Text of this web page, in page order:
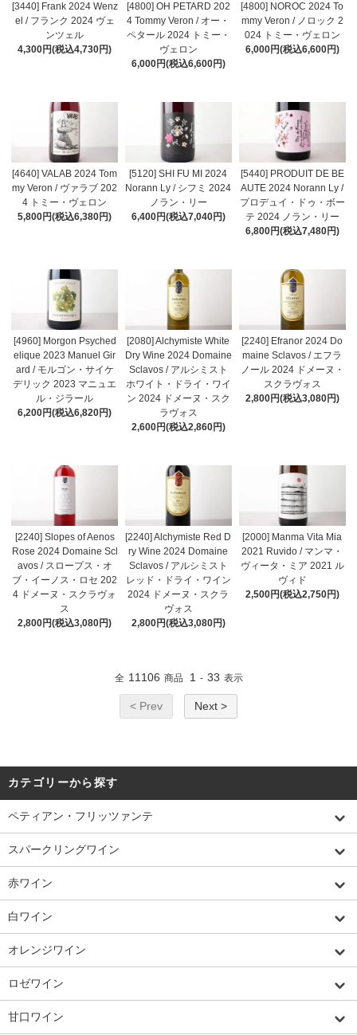
[3440] Frank 2024 Wenz
el / フランク 2024 ヴェ
ンツェル
4,300円(税込4,730円)
[4800] OH PETARD 202
4 Tommy Veron / オー・
ペタール 2024 トミー・
ヴェロン
6,000円(税込6,600円)
[4800] NOROC 2024 To
mmy Veron / ノロック 2
024 トミー・ヴェロン
6,000円(税込6,600円)
[4640] VALAB 2024 Tom
my Veron / ヴァラブ 202
4 トミー・ヴェロン
5,800円(税込6,380円)
[5120] SHI FU MI 2024
Norann Ly / シフミ 2024
ノラン・リー
6,400円(税込7,040円)
[5440] PRODUIT DE BE
AUTE 2024 Norann Ly /
プロデュイ・ドゥ・ボー
テ 2024 ノラン・リー
6,800円(税込7,480円)
[4960] Morgon Psyched
elique 2023 Manuel Gir
ard / モルゴン・サイケ
デリック 2023 マニュエ
ル・ジラール
6,200円(税込6,820円)
[2080] Alchymiste White
Dry Wine 2024 Domaine
Sclavos / アルシミスト
ホワイト・ドライ・ワイ
ン 2024 ドメーヌ・スク
ラヴォス
2,600円(税込2,860円)
[2240] Efranor 2024 Do
maine Sclavos / エフラ
ノール 2024 ドメーヌ・
スクラヴォス
2,800円(税込3,080円)
[2240] Slopes of Aenos
Rose 2024 Domaine Scl
avos / スロープス・オ
ブ・イーノス・ロセ 202
4 ドメーヌ・スクラヴォ
ス
2,800円(税込3,080円)
[2240] Alchymiste Red D
ry Wine 2024 Domaine
Sclavos / アルシミスト
レッド・ドライ・ワイン
2024 ドメーヌ・スクラ
ヴォス
2,800円(税込3,080円)
[2000] Manma Vita Mia
2021 Ruvido / マンマ・
ヴィータ・ミア 2021 ル
ヴィド
2,500円(税込2,750円)
全 11106 商品 1 - 33 表示
< Prev Next >
カテゴリーから探す
ペティアン・フリッツァンテ
スパークリングワイン
赤ワイン
白ワイン
オレンジワイン
ロゼワイン
甘口ワイン